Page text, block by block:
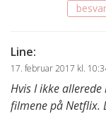
besvar
Line:
17. februar 2017 kl.
Hvis I ikke
filmene på Netflix.